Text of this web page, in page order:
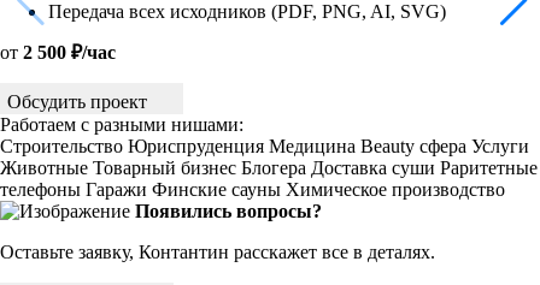
Передача всех исходников (PDF, PNG, AI, SVG)
от 2 500 ₽/час
Обсудить проект
Работаем с разными нишами:
Строительство Юриспруденция Медицина Beauty сфера Услуги
Животные Товарный бизнес Блогера Доставка суши Раритетные
телефоны Гаражи Финские сауны Химическое производство
Появились вопросы?
Оставьте заявку, Контантин расскажет все в деталях.